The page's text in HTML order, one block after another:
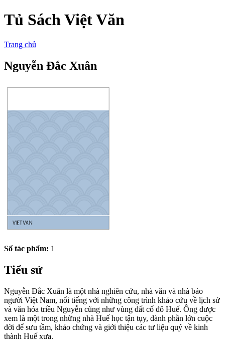
Tủ Sách Việt Văn
Trang chủ
Nguyễn Đắc Xuân
Số tác phẩm: 1
Tiểu sử
Nguyễn Đắc Xuân là một nhà nghiên cứu, nhà văn và nhà báo
người Việt Nam, nổi tiếng với những công trình khảo cứu về lịch sử
và văn hóa triều Nguyễn cũng như vùng đất cố đô Huế. Ông được
xem là một trong những nhà Huế học tận tụy, dành phần lớn cuộc
đời để sưu tầm, khảo chứng và giới thiệu các tư liệu quý về kinh
thành Huế xưa.